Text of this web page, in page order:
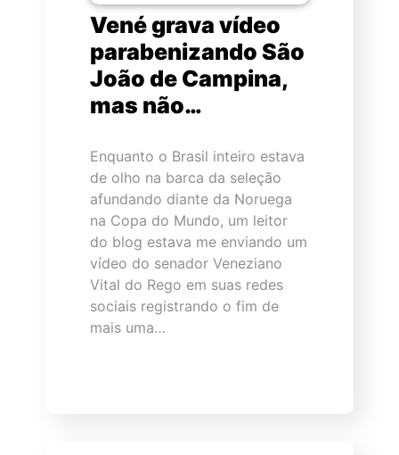
Vené grava vídeo
parabenizando São
João de Campina,
mas não…
Enquanto o Brasil inteiro estava
de olho na barca da seleção
afundando diante da Noruega
na Copa do Mundo, um leitor
do blog estava me enviando um
vídeo do senador Veneziano
Vital do Rego em suas redes
sociais registrando o fim de
mais uma…